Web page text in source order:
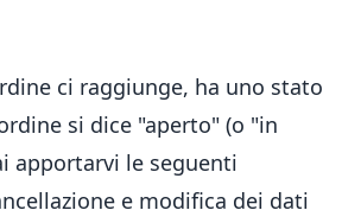
ci raggiunge, ha uno stato
si dice "aperto" (o "in
apportarvi le seguenti
e modifica dei dati